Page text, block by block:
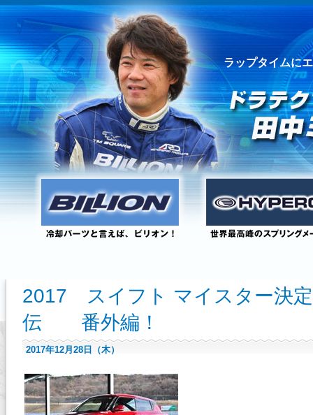
ラップタイムに
2017 スイフト マイスター
伝 番外編！
2017年12月28日（木）